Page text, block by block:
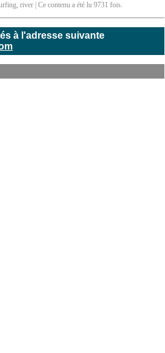
, river | Ce contenu a été lu 9731 fois.
à l'adresse suivante